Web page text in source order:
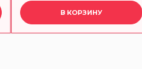
В КОРЗИНУ